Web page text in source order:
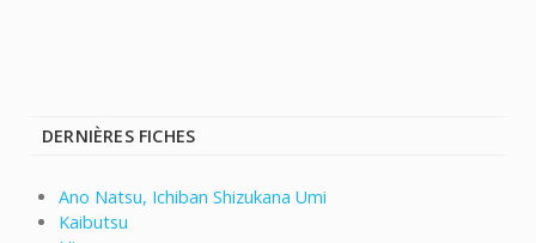
DERNIÈRES FICHES
Ano Natsu, Ichiban Shizukana Umi
Kaibutsu